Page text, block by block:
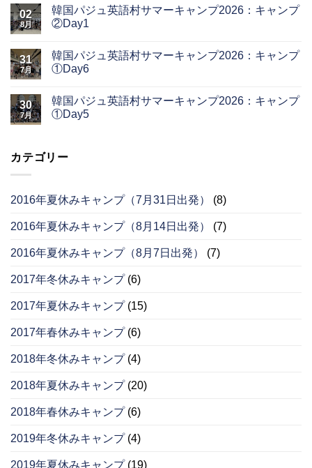
02
8月
韓国パジュ英語村サマーキャンプ2026：キャンプ
②Day1
31
7月
韓国パジュ英語村サマーキャンプ2026：キャンプ
①Day6
30
7月
韓国パジュ英語村サマーキャンプ2026：キャンプ
①Day5
カテゴリー
2016年夏休みキャンプ（7月31日出発） (8)
2016年夏休みキャンプ（8月14日出発） (7)
2016年夏休みキャンプ（8月7日出発） (7)
2017年冬休みキャンプ(6)
2017年夏休みキャンプ(15)
2017年春休みキャンプ(6)
2018年冬休みキャンプ(4)
2018年夏休みキャンプ(20)
2018年春休みキャンプ(6)
2019年冬休みキャンプ(4)
2019年夏休みキャンプ(19)